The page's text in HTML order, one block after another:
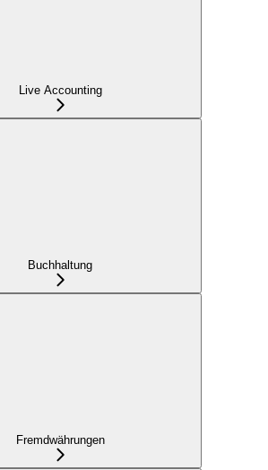
Live Accounting
Buchhaltung
Fremdwährungen